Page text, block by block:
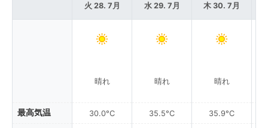
最高気温
火 28. 7月
晴れ
30.0°C
水 29. 7月
晴れ
35.5°C
木 30. 7月
晴れ
35.9°C